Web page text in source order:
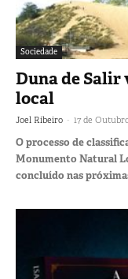
Sociedade
Duna de
local
Joel Ribeiro - 17 de
O processo de
Monumento Natural
concluído nas